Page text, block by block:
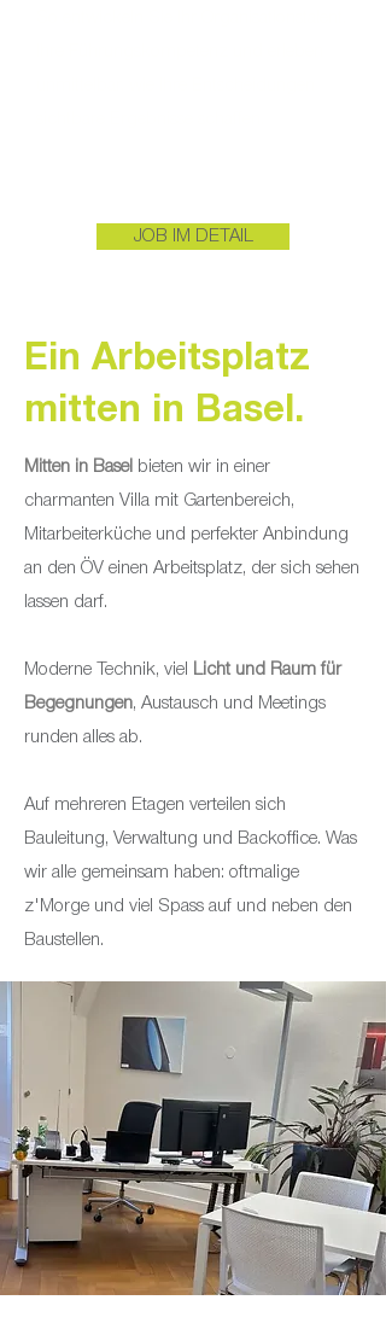
JOB IM DETAIL
Ein Arbeitsplatz
mitten in Basel.
Mitten in Basel bieten wir in einer
charmanten Villa mit Gartenbereich,
Mitarbeiterküche und perfekter Anbindung
an den ÖV einen Arbeitsplatz, der sich sehen
lassen darf.
Moderne Technik, viel
Licht und Raum für
Begegnungen, Austausch und Meetings
runden alles ab.
Auf mehreren Etagen verteilen sich
Bauleitung, Verwaltung und Backoffice. Was
wir alle gemeinsam haben: oftmalige
z'Morge und viel Spass auf und neben den
Baustellen.